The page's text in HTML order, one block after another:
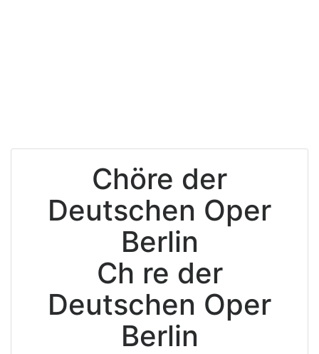
Chöre der
Deutschen Oper
Berlin
Ch re der
Deutschen Oper
Berlin